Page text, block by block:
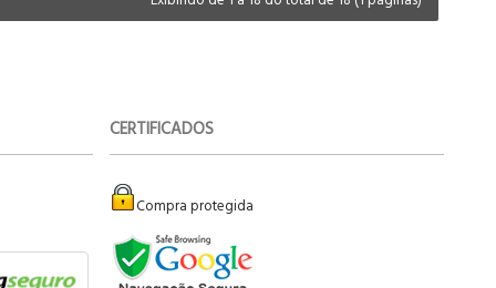
CERTIFICADOS
Compra protegida